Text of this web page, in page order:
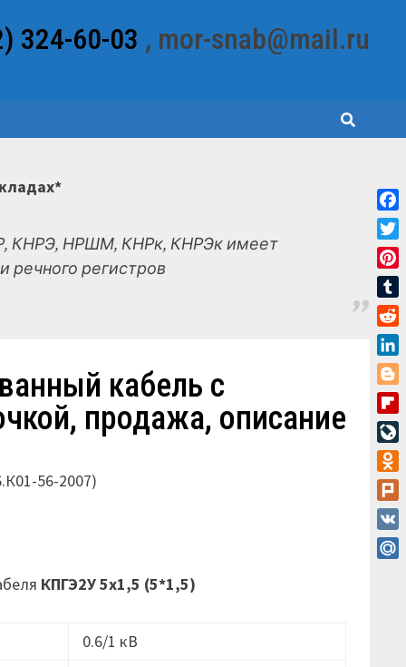
324-60-03 , mor-snab@mail.ru
КНРЭ, НРШМ, КНРк, КНРЭк имеет
речного регистров
кабель с
продажа, описание
56-2007)
КПГЭ2У 5х1,5 (5*1,5)
0.6/1 кВ
VK